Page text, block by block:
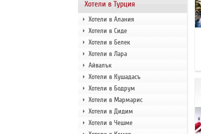
Хотели в Турция
Хотели в Алания
Хотели в Сиде
Хотели в Белек
Хотели в Лара
Айвалък
Хотели в Кушадасъ
Хотели в Бодрум
Хотели в Мармарис
Хотели в Дидим
Хотели в Чешме